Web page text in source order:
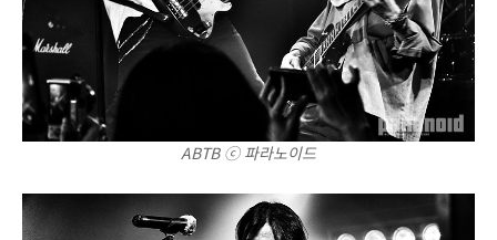
ABTB ⓒ 파라노이드